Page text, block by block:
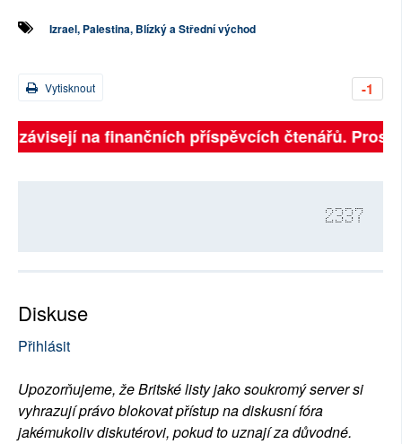
Izrael, Palestina, Blízký a Střední východ
-1
Vytisknout
na finančních příspěvcích čtenářů.
2337
Diskuse
Přihlásit
Upozorňujeme, že Britské listy jako soukromý server si
vyhrazují právo blokovat přístup na diskusní fóra
jakémukoliv diskutérovi, pokud to uznají za důvodné.